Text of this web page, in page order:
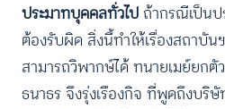
ประมาทบุคคลทั่วไปถ้ากรณีเป็นป
ต้องรับผิด สิ่งนี้ทำให้เรื่องสถาบั
สามารถวิพากษ์ได้ ทนายเมย์ยก
ธนาธร จึงรุ่งเรืองกิจ ที่พูดถึงบริ